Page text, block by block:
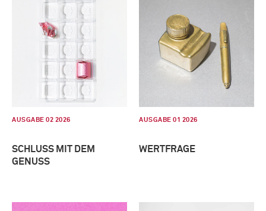
AUSGABE 02 2026
SCHLUSS MIT DEM
GENUSS
AUSGABE 01 2026
WERTFRAGE